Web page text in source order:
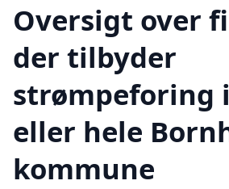
Oversigt over
der tilbyder
strømpeforing
eller hele
kommune